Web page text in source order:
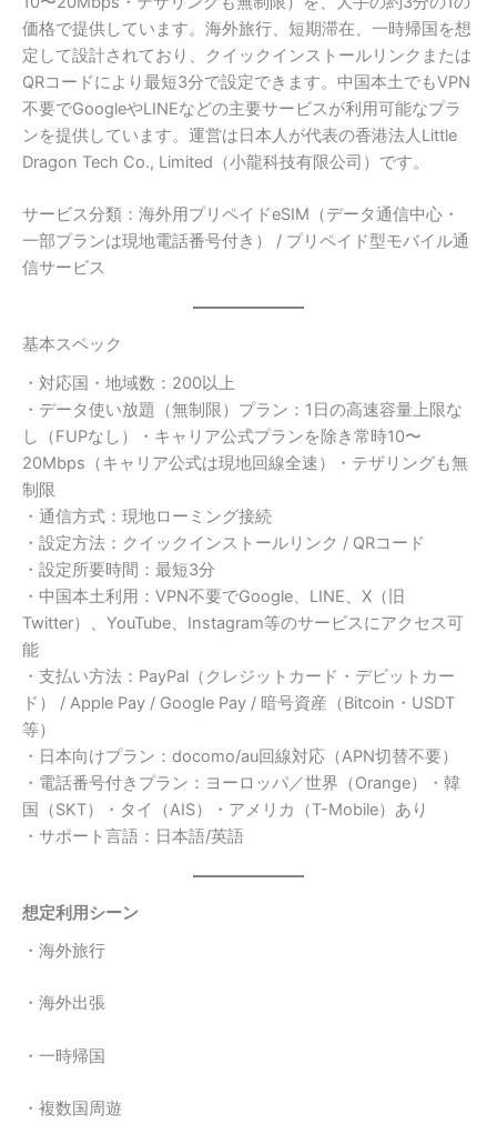
価格で提供しています。海外旅行、短期滞在、一時帰国を想
定して設計されており、クイックインストールリンクまたは
QRコードにより最短3分で設定できます。中国本土でもVPN
不要でGoogleやLINEなどの主要サービスが利用可能なプラ
ンを提供しています。運営は日本人が代表の香港法人Little
Dragon Tech Co., Limited（小龍科技有限公司）です。
サービス分類：海外用プリペイドeSIM（データ通信中心・
一部プランは現地電話番号付き） / プリペイド型モバイル通
信サービス
基本スペック
・対応国・地域数：200以上
・データ使い放題（無制限）プラン：1日の高速容量上限な
し（FUPなし）・キャリア公式プランを除き常時10〜
20Mbps（キャリア公式は現地回線全速）・テザリングも無
制限
・通信方式：現地ローミング接続
・設定方法：クイックインストールリンク / QRコード
・設定所要時間：最短3分
・中国本土利用：VPN不要でGoogle、LINE、X（旧
Twitter）、YouTube、Instagram等のサービスにアクセス可
能
・支払い方法：PayPal（クレジットカード・デビットカー
ド） / Apple Pay / Google Pay / 暗号資産（Bitcoin・USDT
等）
・日本向けプラン：docomo/au回線対応（APN切替不要）
・電話番号付きプラン：ヨーロッパ／世界（Orange）・韓
国（SKT）・タイ（AIS）・アメリカ（T-Mobile）あり
・サポート言語：日本語/英語
想定利用シーン
・海外旅行
・海外出張
・一時帰国
・複数国周遊